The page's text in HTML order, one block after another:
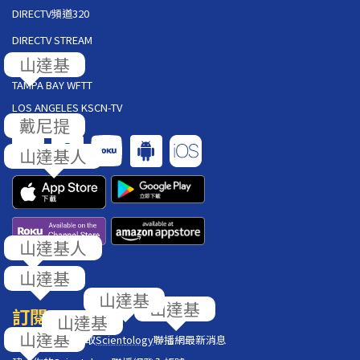
DIRECTV頻道320
DIRECTV STREAM
AT&T U-VERSE
TAMPA BAY WFTT
LOS ANGELES KSCN-TV
回饋
訂閱
在你的收件匣獲取Scientology聯播網最新消息